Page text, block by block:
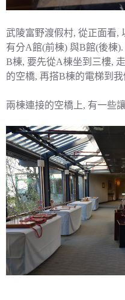
武陵富野渡假村, 從正面看,
有分A館(前棟) 與B館(後棟
B棟, 要先從A棟坐到三樓,
的空橋, 再搭B棟的電梯到
兩棟連接的空橋上, 有一些